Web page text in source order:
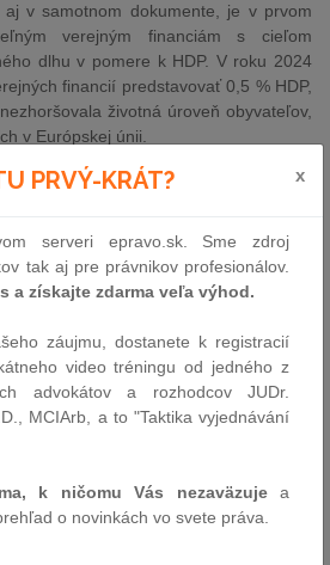
v samotnom dokumente, je v prvom
verejným financiám s cieľom
dlhu v pomere k HDP. V roku 2024
financií predstavovať 0,5 % HDP,
životná úroveň obyvateľov,
v Európskej únii.
sa skončila taktická fáza cvičenia
13. novembra vyvrcholila druhá fáza
cvičenia Strong Cohesion 23-2
výcviku Lešť. Za účasti podpredsedu
Teodoro López Calderóna, českého
štábu generálporučíka Karla Řehku a
štábu slovenských ozbrojených síl
predviedli vojaci svoju zladenosť na
republiky.
pomoc z Envirofondu pre mestá a
PRVÝ-KRÁT? x
serveri epravo.sk. Sme zdroj
tak aj pre právnikov profesionálov.
a získajte zdarma veľa výhod.
záujmu, dostanete k registracií
video tréningu od jedného z
advokátov a rozhodcov JUDr.
MCIArb, a to "Taktika vyjednávání
k ničomu Vás nezaväzujea
o novinkách vo svete práva.